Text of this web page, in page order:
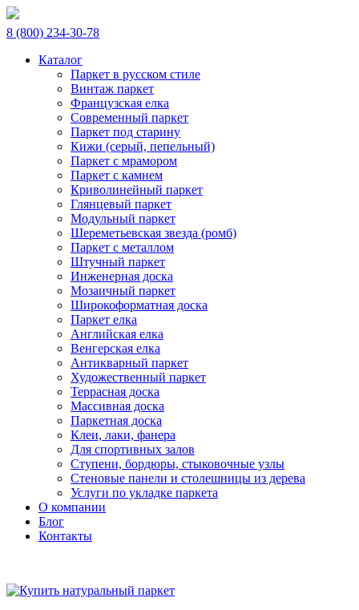
8 (800) 234-30-78
Каталог
Паркет в русском стиле
Винтаж паркет
Французская елка
Современный паркет
Паркет под старину
Кижи (серый, пепельный)
Паркет с мрамором
Паркет с камнем
Криволинейный паркет
Глянцевый паркет
Модульный паркет
Шереметьевская звезда (ромб)
Паркет с металлом
Штучный паркет
Инженерная доска
Мозаичный паркет
Широкоформатная доска
Паркет елка
Английская елка
Венгерская елка
Антикварный паркет
Художественный паркет
Террасная доска
Массивная доска
Паркетная доска
Клеи, лаки, фанера
Для спортивных залов
Ступени, бордюры, стыковочные узлы
Стеновые панели и столешницы из дерева
Услуги по укладке паркета
О компании
Блог
Контакты